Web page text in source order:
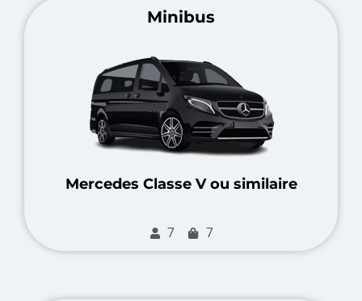
Minibus
Mercedes Classe V ou similaire
7 7